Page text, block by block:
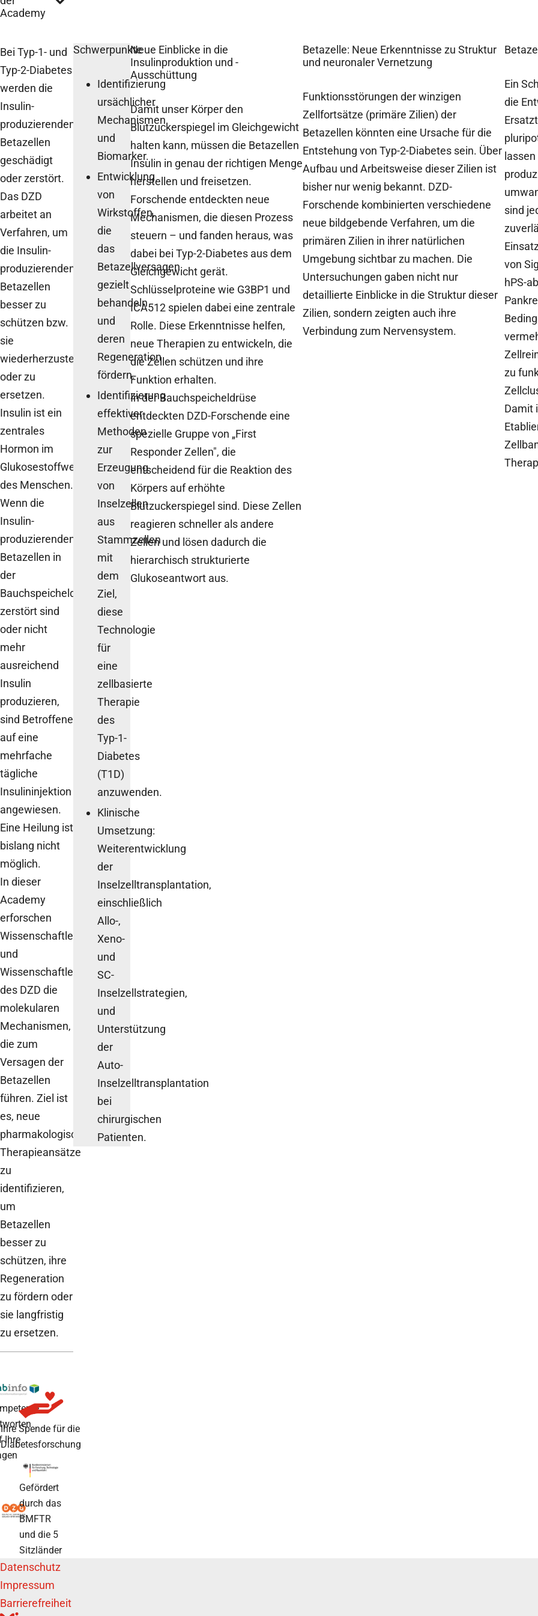
Academy
Bei Typ-1- und
Typ-2-Diabetes
werden die
Insulin-
produzierenden
Betazellen
geschädigt
oder zerstört.
Das DZD
arbeitet an
Verfahren, um
die Insulin-
produzierenden
Betazellen
besser zu
schützen bzw.
sie
wiederherzustellen
oder zu
ersetzen.
Insulin ist ein
zentrales
Hormon im
Glukosestoffwechsel
des Menschen.
Wenn die
Insulin-
produzierenden
Betazellen in
der
Bauchspeicheldrüse
zerstört sind
oder nicht
mehr
ausreichend
Insulin
produzieren,
sind Betroffene
auf eine
mehrfache
tägliche
Insulininjektion
angewiesen.
Eine Heilung ist
bislang nicht
möglich.
In dieser
Academy
erforschen
Wissenschaftlerinnen
und
Wissenschaftler
des DZD die
molekularen
Mechanismen,
die zum
Versagen der
Betazellen
führen. Ziel ist
es, neue
pharmakologische
Therapieansätze
zu
identifizieren,
um
Betazellen
besser zu
schützen, ihre
Regeneration
zu fördern oder
sie langfristig
zu ersetzen.
Schwerpunkte
Identifizierung
ursächlicher
Mechanismen
und
Biomarker.
Entwicklung
von
Wirkstoffen,
die
das
Betazellversagen
gezielt
behandeln
und
deren
Regeneration
fördern.
Identifizierung
effektiver
Methoden
zur
Erzeugung
von
Inselzellen
aus
Stammzellen
mit
dem
Ziel,
diese
Technologie
für
eine
zellbasierte
Therapie
des
Typ-1-
Diabetes
(T1D)
anzuwenden.
Klinische
Umsetzung:
Weiterentwicklung
der
Inselzelltransplantation,
einschließlich
Allo-,
Xeno-
und
SC-
Inselzellstrategien,
und
Unterstützung
der
Auto-
Inselzelltransplantation
bei
chirurgischen
Patienten.
Neue Einblicke in die
Insulinproduktion und -
Ausschüttung
Damit unser Körper den
Blutzuckerspiegel im Gleichgewicht
halten kann, müssen die Betazellen
Insulin in genau der richtigen Menge
herstellen und freisetzen.
Forschende entdeckten neue
Mechanismen, die diesen Prozess
steuern – und fanden heraus, was
dabei bei Typ-2-Diabetes aus dem
Gleichgewicht gerät.
Schlüsselproteine wie G3BP1 und
ICA512 spielen dabei eine zentrale
Rolle. Diese Erkenntnisse helfen,
neue Therapien zu entwickeln, die
die Zellen schützen und ihre
Funktion erhalten.
In der Bauchspeicheldrüse
entdeckten DZD-Forschende eine
spezielle Gruppe von „First
Responder Zellen", die
entscheidend für die Reaktion des
Körpers auf erhöhte
Blutzuckerspiegel sind. Diese Zellen
reagieren schneller als andere
Zellen und lösen dadurch die
hierarchisch strukturierte
Glukoseantwort aus.
Betazelle: Neue Erkenntnisse zu Struktur
und neuronaler Vernetzung
Funktionsstörungen der winzigen
Zellfortsätze (primäre Zilien) der
Betazellen könnten eine Ursache für die
Entstehung von Typ-2-Diabetes sein. Über
Aufbau und Arbeitsweise dieser Zilien ist
bisher nur wenig bekannt. DZD-
Forschende kombinierten verschiedene
neue bildgebende Verfahren, um die
primären Zilien in ihrer natürlichen
Umgebung sichtbar zu machen. Die
Untersuchungen gaben nicht nur
detaillierte Einblicke in die Struktur dieser
Zilien, sondern zeigten auch ihre
Verbindung zum Nervensystem.
Ein
die
sind
von
hPS-
zu
Damit
Ihre
Ihre Spende für die
Diabetesforschung
Gefördert
durch das
BMFTR
und die 5
Sitzländer
Datenschutz
Impressum
Barrierefreiheit